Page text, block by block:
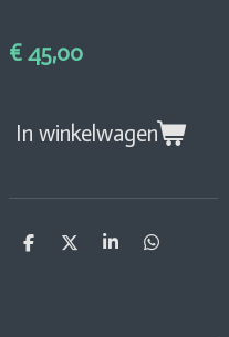
€ 45,00
In winkelwagen
D
D
S
D